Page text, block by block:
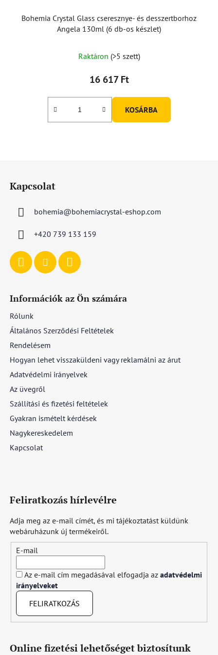
Bohemia Crystal Glass cseresznye- és desszertborhoz
Angela 130ml (6 db-os készlet)
termék
átlagos
5-
Raktáron (>5 szett)
16 617 Ft
KOSÁRBA
Kapcsolat
bohemia@bohemiacrystal-eshop.com
+420 739 133 159
Információk az Ön számára
Rólunk
Általános Szerződési Feltételek
Rendelésem
Hogyan lehet visszaküldeni vagy reklamálni az árut
Adatvédelmi irányelvek
Az üvegről
Szállítási és fizetési feltételek
Gyakran ismételt kérdések
Nagykereskedelem
Kapcsolat
Feliratkozás hírlevélre
Adja meg az e-mail címét, és mi tájékoztatást küldünk
webáruházunk új termékeiről.
E-mail
Az e-mail cím megadásával elfogadja az adatvédelmi
irányelveket
FELIRATKOZÁS
Online fizetési lehetőséget biztosítunk